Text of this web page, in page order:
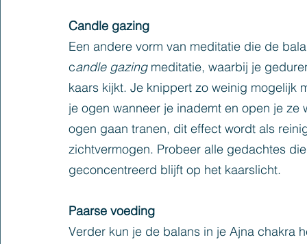
Candle gazing
Een andere vorm van meditatie die de
candle gazing meditatie, waarbij je
kaars kijkt. Je knippert zo weinig mogelijk
je ogen wanneer je inademt en open je
ogen gaan tranen, dit effect wordt als
zichtvermogen. Probeer alle gedachtes
geconcentreerd blijft op het kaarslicht.
Paarse voeding
Verder kun je de balans in je Ajna chakra